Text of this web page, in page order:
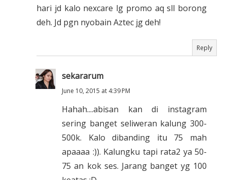
hari jd kalo nexcare lg promo aq sll borong
deh. Jd pgn nyobain Aztec jg deh!
Reply
sekararum
June 10, 2015 at 4:39 PM
Hahah....abisan kan di instagram
sering banget seliweran kalung 300-
500k. Kalo dibanding itu 75 mah
apaaaa :)). Kalungku tapi rata2 ya 50-
75 an kok ses. Jarang banget yg 100